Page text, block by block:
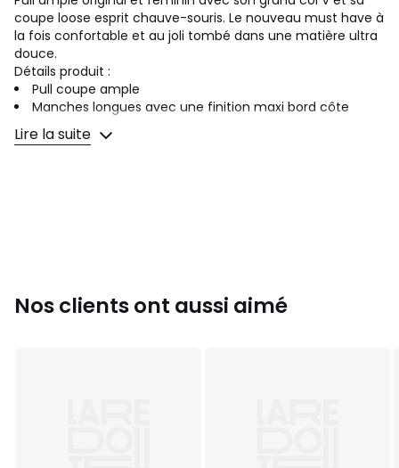
coupe loose esprit chauve-souris. Le nouveau must have à
la fois confortable et au joli tombé dans une matière ultra
douce.
Détails produit :
Pull coupe ample
Manches longues avec une finition maxi bord côte
Encolure V
Existe en 2 tailles : S/L avec une longueur milieu dos de
Lire la suite
Nos clients ont aussi aimé